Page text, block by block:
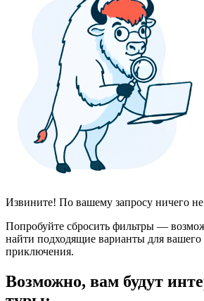
Извините! По вашему запросу ничего
Попробуйте сбросить фильтры —
найти подходящие варианты для вашего
приключения.
Возможно, вам будут